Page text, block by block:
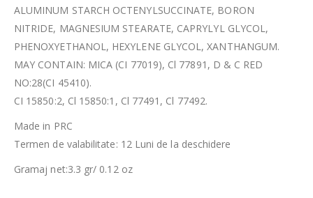
ALUMINUM STARCH OCTENYLSUCCINATE, BORON
NITRIDE, MAGNESIUM STEARATE, CAPRYLYL GLYCOL,
PHENOXYETHANOL, HEXYLENE GLYCOL, XANTHANGUM.
MAY CONTAIN: MICA (CI 77019), Cl 77891, D & C RED
NO:28(CI 45410).
CI 15850:2, Cl 15850:1, Cl 77491, Cl 77492.
Made in PRC
Termen de valabilitate: 12 Luni de la deschidere
Gramaj net:3.3 gr/ 0.12 oz